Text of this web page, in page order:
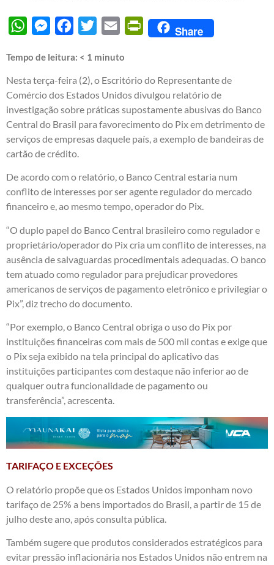
WhatsAppMessengerFacebook
Twitter Email PrintFriendly
Share
Tempo de leitura: < 1 minuto
Nesta terça-feira (2), o Escritório do Representante de
Comércio dos Estados Unidos divulgou relatório de
investigação sobre práticas supostamente abusivas do Banco
Central do Brasil para favorecimento do Pix em detrimento de
serviços de empresas daquele país, a exemplo de bandeiras de
cartão de crédito.
De acordo com o relatório, o Banco Central estaria num
conflito de interesses por ser agente regulador do mercado
financeiro e, ao mesmo tempo, operador do Pix.
“O duplo papel do Banco Central brasileiro como regulador e
proprietário/operador do Pix cria um conflito de interesses, na
ausência de salvaguardas procedimentais adequadas. O banco
tem atuado como regulador para prejudicar provedores
americanos de serviços de pagamento eletrônico e privilegiar o
Pix”, diz trecho do documento.
“Por exemplo, o Banco Central obriga o uso do Pix por
instituições financeiras com mais de 500 mil contas e exige que
o Pix seja exibido na tela principal do aplicativo das
instituições participantes com destaque não inferior ao de
qualquer outra funcionalidade de pagamento ou
transferência”, acrescenta.
TARIFAÇO E EXCEÇÕES
O relatório propõe que os Estados Unidos imponham novo
tarifaço de 25% a bens importados do Brasil, a partir de 15 de
julho deste ano, após consulta pública.
Também sugere que produtos considerados estratégicos para
evitar pressão inflacionária nos Estados Unidos não entrem na